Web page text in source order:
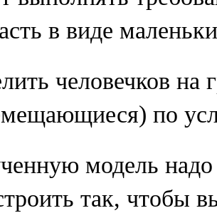
в виде
человечков
по
модель надо
так, чтобы